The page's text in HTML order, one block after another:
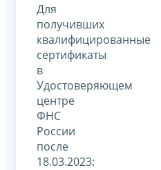
Для
получивших
квалифицированные
сертификаты
в
Удостоверяющем
центре
ФНС
России
после
18.03.2023: